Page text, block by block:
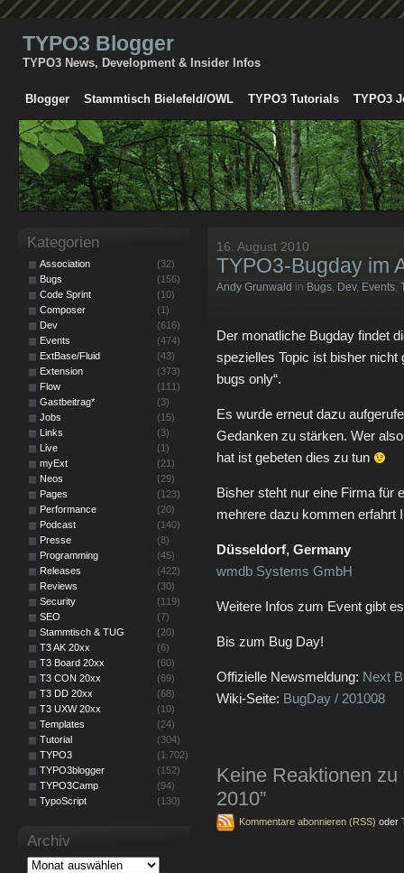
TYPO3 Blogger
TYPO3 News, Development & Insider Infos
Blogger Stammtisch Bielefeld/OWL TYPO3 Tutorials TYPO3
16. August 2010
TYPO3-Bugday im
Andy Grunwald in Bugs, Dev, Events,
Der monatliche Bugday findet
spezielles Topic ist bisher
bugs only“.
Es wurde erneut dazu
Gedanken zu stärken. Wer
hat ist gebeten dies zu tun
Bisher steht nur eine Firma für
mehrere dazu kommen erfahrt
Düsseldorf, Germany
wmdb Systems GmbH
Weitere Infos zum Event gibt
Bis zum Bug Day!
Offizielle Newsmeldung: Next
Wiki-Seite: BugDay / 201008
Keine Reaktionen
2010”
Kommentare abonnieren (RSS) oder
Kategorien
Association
(32)
Bugs
(156)
Code Sprint
(10)
Composer
(1)
Dev
(616)
Events
(474)
ExtBase/Fluid
(43)
Extension
(373)
Flow
(111)
Gastbeitrag*
(3)
Jobs
(15)
Links
(3)
Live
(1)
myExt
(21)
Neos
(29)
Pages
(123)
Performance
(20)
Podcast
(140)
Presse
(8)
Programming
(45)
Releases
(422)
Reviews
(30)
Security
(119)
SEO
(7)
Stammtisch & TUG
(20)
T3 AK 20xx
(6)
T3 Board 20xx
(60)
T3 CON 20xx
(69)
T3 DD 20xx
(68)
T3 UXW 20xx
(10)
Templates
(24)
Tutorial
(304)
TYPO3
(1.702)
TYPO3blogger
(152)
TYPO3Camp
(94)
TypoScript
(130)
Archiv